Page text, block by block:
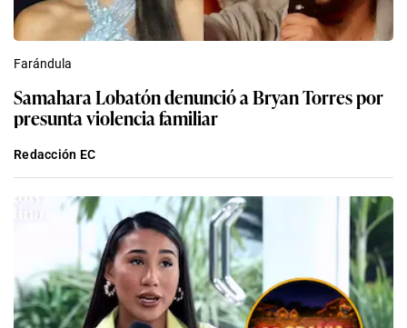
Farándula
Samahara Lobatón denunció a Bryan Torres por
presunta violencia familiar
Redacción EC